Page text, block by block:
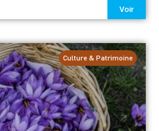
Voir
Culture & Patrimoine